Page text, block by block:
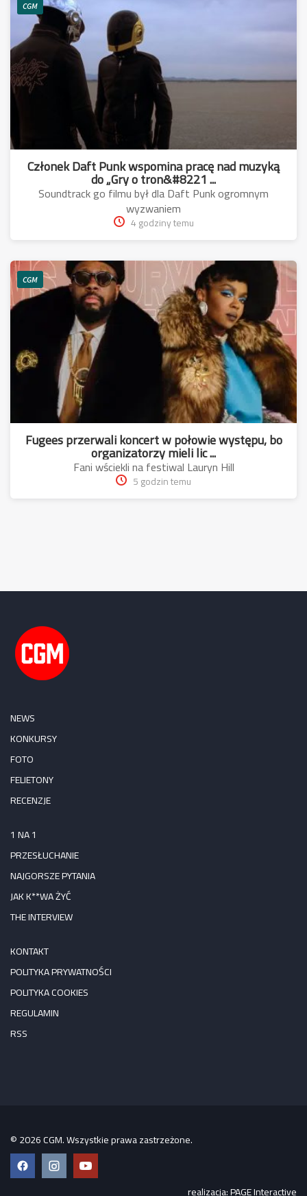
CGM
Członek Daft Punk wspomina pracę nad muzyką
do „Gry o tron&#8221 ...
Soundtrack go filmu był dla Daft Punk ogromnym
wyzwaniem
4 godziny temu
CGM
Fugees przerwali koncert w połowie występu, bo
organizatorzy mieli lic ...
Fani wściekli na festiwal Lauryn Hill
5 godzin temu
NEWS
KONKURSY
FOTO
FELIETONY
RECENZJE
1 NA 1
PRZESŁUCHANIE
NAJGORSZE PYTANIA
JAK K**WA ŻYĆ
THE INTERVIEW
KONTAKT
POLITYKA PRYWATNOŚCI
POLITYKA COOKIES
REGULAMIN
RSS
© 2026 CGM. Wszystkie prawa zastrzeżone.
FacebookInstagramYouTube
realizacja:PAGE Interactive